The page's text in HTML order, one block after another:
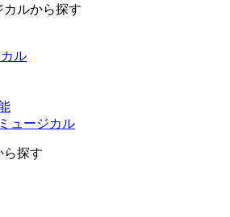
ルから探す
ル
ュージカル
ら探す